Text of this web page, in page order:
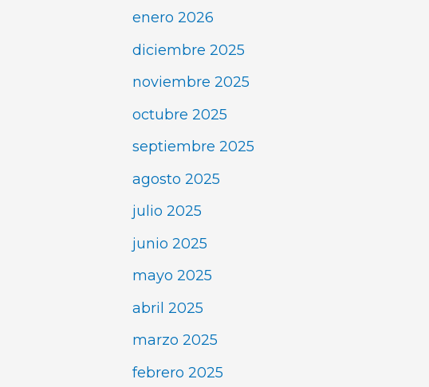
enero 2026
diciembre 2025
noviembre 2025
octubre 2025
septiembre 2025
agosto 2025
julio 2025
junio 2025
mayo 2025
abril 2025
marzo 2025
febrero 2025